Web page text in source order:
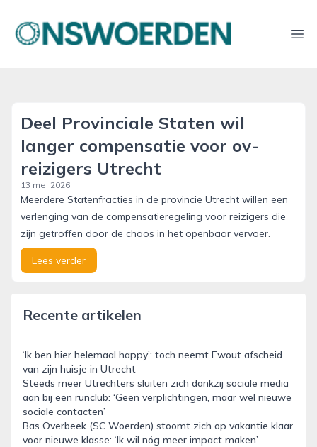
onswoerden.nl
Deel Provinciale Staten wil
langer compensatie voor ov-
reizigers Utrecht
13 mei 2026
Meerdere Statenfracties in de provincie Utrecht willen een
verlenging van de compensatieregeling voor reizigers die
zijn getroffen door de chaos in het openbaar vervoer.
Lees verder
Recente artikelen
‘Ik ben hier helemaal happy’: toch neemt Ewout afscheid
van zijn huisje in Utrecht
Steeds meer Utrechters sluiten zich dankzij sociale media
aan bij een runclub: ‘Geen verplichtingen, maar wel nieuwe
sociale contacten’
Bas Overbeek (SC Woerden) stoomt zich op vakantie klaar
voor nieuwe klasse: ‘Ik wil nóg meer impact maken’